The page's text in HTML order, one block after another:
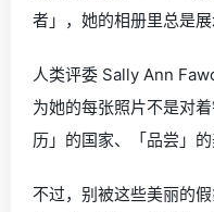
者」，她的相册里总是展
人类评委 Sally Ann
为她的每张照片不是对
历」的国家、「品尝」
不过，别被这些美丽的